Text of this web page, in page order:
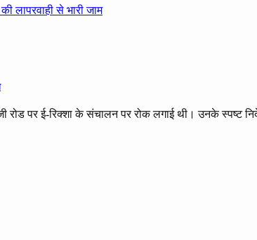
पर ई-रिक्शा के संचालन पर रोक लगाई थी। उनके स्पष्ट